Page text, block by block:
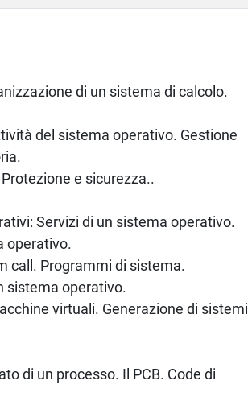
di un sistema di calcolo.
del sistema operativo. Gestione
e sicurezza..
Servizi di un sistema operativo.
operativo.
call. Programmi di sistema.
sistema operativo.
virtuali. Generazione di sistemi
di un processo. Il PCB. Code di